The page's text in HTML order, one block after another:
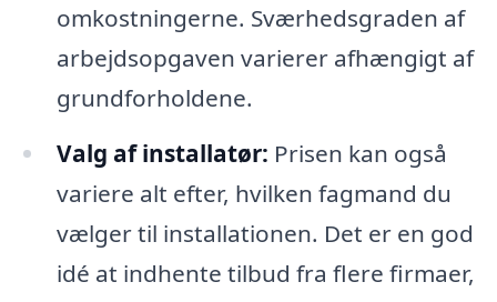
omkostningerne. Sværhedsgraden af
arbejdsopgaven varierer afhængigt af
grundforholdene.
Valg af installatør: Prisen kan også
variere alt efter, hvilken fagmand du
vælger til installationen. Det er en god
idé at indhente tilbud fra flere firmaer,